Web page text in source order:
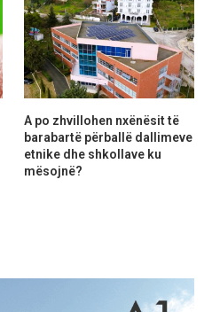
A po zhvillohen nxënësit të
barabartë përballë dallimeve
etnike dhe shkollave ku
mësojnë?